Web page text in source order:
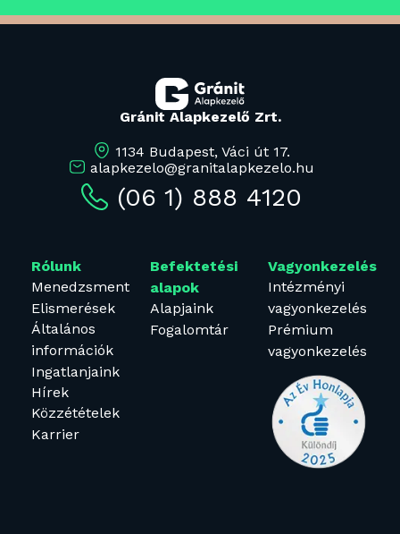
Gránit Alapkezelő Zrt.
1134 Budapest, Váci út 17.
alapkezelo@granitalapkezelo.hu
(06 1) 888 4120
Rólunk
Menedzsment
Elismerések
Általános
információk
Ingatlanjaink
Hírek
Közzétételek
Karrier
Befektetési
alapok
Alapjaink
Fogalomtár
Vagyonkezelés
Intézményi
vagyonkezelés
Prémium
vagyonkezelés